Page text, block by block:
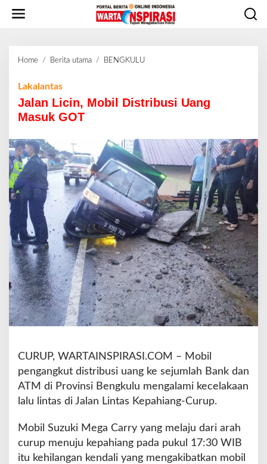
Home / Berita utama / BENGKULU
n
c
,
M
o
b
i
l
D
i
s
t
r
i
b
i
U
a
g
a
s
u
Lakalantas
Jalan Licin, Mobil Distribusi Uang
Masuk GOT
CURUP, WARTAINSPIRASI.COM – Mobil
pengangkut distribusi uang ke sejumlah Bank dan
ATM di Provinsi Bengkulu mengalami kecelakaan
lalu lintas di Jalan Lintas Kepahiang-Curup.
Mobil Suzuki Mega Carry yang melaju dari arah
curup menuju kepahiang pada pukul 17:30 WIB
itu kehilangan kendali yang mengakibatkan mobil